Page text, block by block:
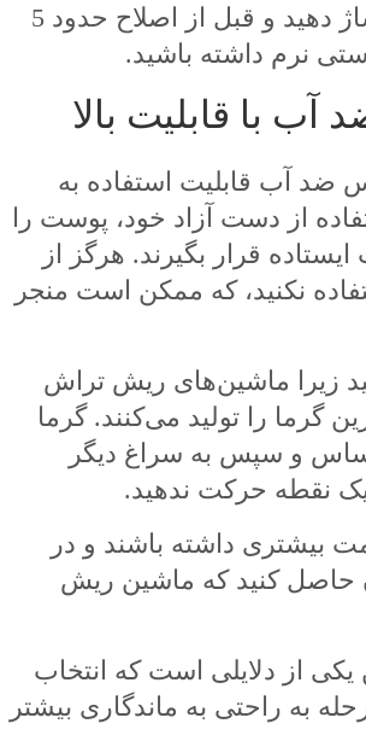
بعد، مقداری ژل یا کف را روی صورت و گردن خود ماساژ دهید و قبل از اصلاح حدود 5
نرم داشته باشید.
ضد آب قابلیت استفاده به
از دست آزاد خود، پوست را
قرار بگیرند. هرگز از
نکنید، که ممکن است منجر
زیرا ماشین‌های ریش تراش
گرما را تولید می‌کنند. گرما
و سپس به سراغ دیگر
نقطه حرکت ندهید.
بیشتری داشته باشند و در
حاصل کنید که ماشین ریش
از دلایلی است که انتخاب
به راحتی به ماندگاری بیشتر